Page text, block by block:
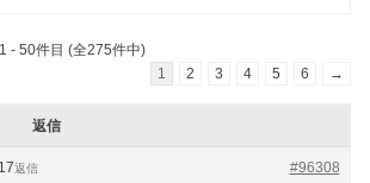
- 50件目 (全275件中)
1
2 3 4 5 6 →
返信
#96308
返信